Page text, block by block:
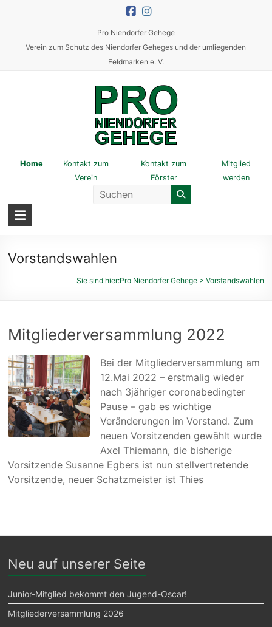
content
Pro Niendorfer Gehege
Verein zum Schutz des Niendorfer Geheges und der umliegenden
Feldmarken e. V.
Pro
Gehege
Schutz
der
Feldmarken
e.
V.
Home
Kontakt zum
Verein
Kontakt zum
Förster
Mitglied
werden
Vorstandswahlen
Sie sind hier:Pro Niendorfer Gehege> Vorstandswahlen
Mitgliederversammlung 2022
Bei der Mitgliederversammlung am
12.Mai 2022 – erstmalig wieder
nach 3jähriger coronabedingter
Pause – gab es wichtige
Veränderungen im Vorstand. Zum
neuen Vorsitzenden gewählt wurde
Axel Thiemann, die bisherige
Vorsitzende Susanne Egbers ist nun stellvertretende
Vorsitzende, neuer Schatzmeister ist Thies
Neu auf unserer Seite
Junior-Mitglied bekommt den Jugend-Oscar!
Mitgliederversammlung 2026